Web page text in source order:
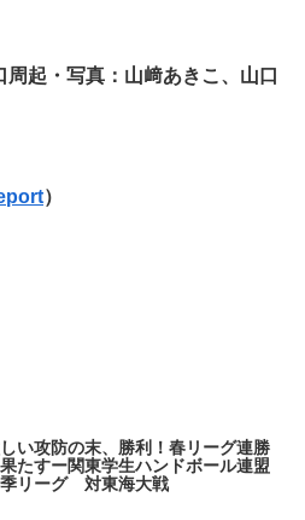
周起・写真：山﨑あきこ、山口
）
い攻防の末、勝利！春リーグ連勝
たすー関東学生ハンドボール連盟
リーグ 対東海大戦